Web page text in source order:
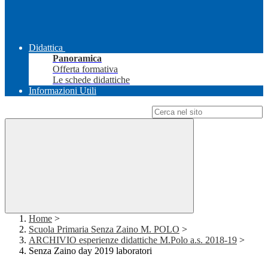
Didattica
Panoramica
Offerta formativa
Le schede didattiche
Informazioni Utili
Home >
Scuola Primaria Senza Zaino M. POLO >
ARCHIVIO esperienze didattiche M.Polo a.s. 2018-19 >
Senza Zaino day 2019 laboratori